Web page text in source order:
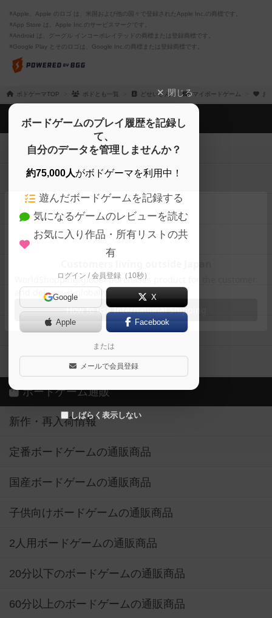
※Apple、Apple のロゴ は、米国および他の国々で登録されたApple Inc.の商標です。
※App Store は、Apple Inc.のサービスマークです。
※Android は、グーグル インコーポレイテッドの商標または登録商標です。
※Google Play とそのロゴは、Google Inc.の商標または登録商標です。
ボドゲーマTOP ボドとも一覧 どせいさん マイボードゲーム お
閉じる
ボードゲームのプレイ履歴を記録し
て、
自分のデータを管理しませんか？
約75,000人がボドゲーマを利用中！
遊んだボードゲームを記録する
気になるゲームのレビューを読む
お気に入り作品・所有リストの共
有
ログイン / 会員登録（10秒）
Google X
Apple Facebook
または
メールで会員登録
しばらく表示しない
ボドゲーマTOP
ボードゲームを検索する
ボードゲームの新着レビュー
ボードゲーム会情報
メカニクス特集
掲示板・トピックス
ボドとも・会員一覧
ボードゲーム業界コラム
ボドゲーマご利用案内
ボードゲーム通販
新作・再入荷情報
定番ボードゲームの通販商品
国産ボードゲームの通販商品
子供向けボードゲームの通販商品
2人用ボードゲームの通販商品
20分以下のボードゲームの通販商品
60分以上のボードゲームの通販商品